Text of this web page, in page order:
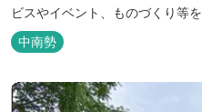
ビスやイベント、ものづくり等
ルを発信しています。 めだかや
にはホタルが飛び交う「メダカ
植えられた「あじさいの小径」
い田舎にタイムスリップしてみま
中南勢